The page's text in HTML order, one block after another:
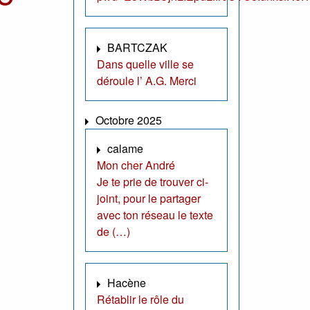
BARTCZAK
Dans quelle ville se
déroule l’ A.G. Merci
Octobre 2025
calame
Mon cher André
Je te prie de trouver ci-
joint, pour le partager
avec ton réseau le texte
de (…)
Hacène
Rétablir le rôle du